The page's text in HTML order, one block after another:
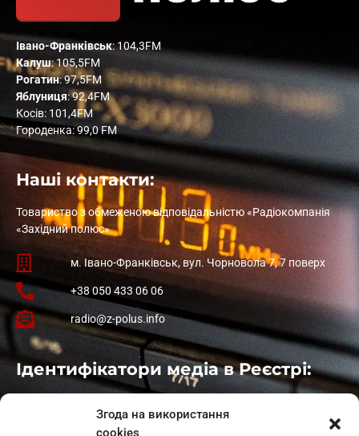
Згода на використання
cookies
Івано-Франківськ: 104,3FM
Калуш: 105,5FM
Рогатин: 97,5FM
Яблуниця: 92,4FM
Косів: 101,4FM
Городенка: 99,0 FM
Наші контакти:
Товариство з обмеженою відповідальністю «Радіокомпанія
«Західний полюс»
м. Івано-Франківськ, вул. Чорновола 7, 7 поверх
+38 050 433 06 06
radio@z-polus.info
Ідентифікатори медіа в Реєстрі:
: L11-01410